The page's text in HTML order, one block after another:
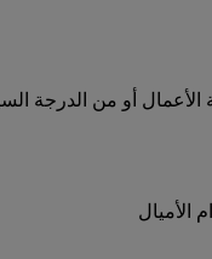
أو من الدرجة
الأميال